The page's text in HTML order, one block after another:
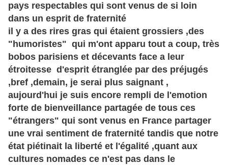
pays respectables qui sont venus de si loin
dans un esprit de fraternité
il y a des rires gras qui étaient grossiers ,des
"humoristes" qui m'ont apparu tout a coup, très
bobos parisiens et décevants face a leur
étroitesse d'esprit étranglée par des préjugés
,bref ,demain, je serai plus saignant ,
aujourd'hui je suis encore rempli de l'emotion
forte de bienveillance partagée de tous ces
"étrangers" qui sont venus en France partager
une vrai sentiment de fraternité tandis que notre
état piétinait la liberté et l'égalité ,quant aux
cultures nomades ce n'est pas dans le